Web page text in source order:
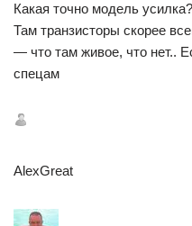
Какая точно модель усилка?
Там транзисторы скорее
— что там живое, что нет..
спецам
AlexGreat